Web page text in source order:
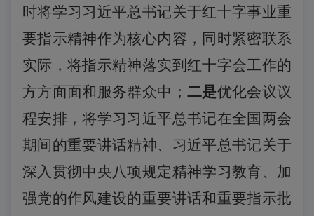
时将学习习近平总书记关于红十字事业重
要指示精神作为核心内容，同时紧密联系
实际，将指示精神落实到红十字会工作的
方方面面和服务群众中； 二是优化会议议
程安排，将学习习近平总书记在全国两会
期间的重要讲话精神、 习近平总书记关于
深入贯彻中央八项规定精神学习教育、加
强党的作风建设的重要讲话和重要指示批